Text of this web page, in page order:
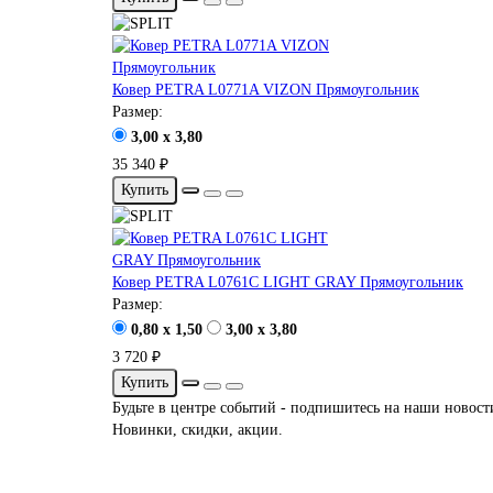
Ковер PETRA L0771A VIZON Прямоугольник
Размер:
3,00 x 3,80
35 340 ₽
Купить
Ковер PETRA L0761C LIGHT GRAY Прямоугольник
Размер:
0,80 x 1,50
3,00 x 3,80
3 720 ₽
Купить
Будьте в центре событий - подпишитесь на наши
Новинки, скидки, акции.